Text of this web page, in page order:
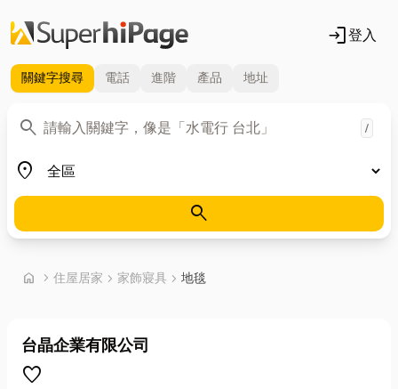
login登入
關鍵字搜尋 電話 進階 產品 地址
search
關鍵字 /
place
地區
search
home chevron_right 首頁
住屋居家 chevron_right 家飾寢具 chevron_right 地毯
台晶企業有限公司
favorite